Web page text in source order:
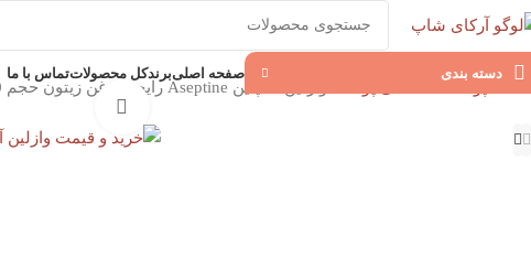
دسته بندی صفحه اصلیبرندکل محصولاتتماس با ما
وازلین آسپتین Aseptine رایحه روغن زیتون حجم 150 میل
آسپتین